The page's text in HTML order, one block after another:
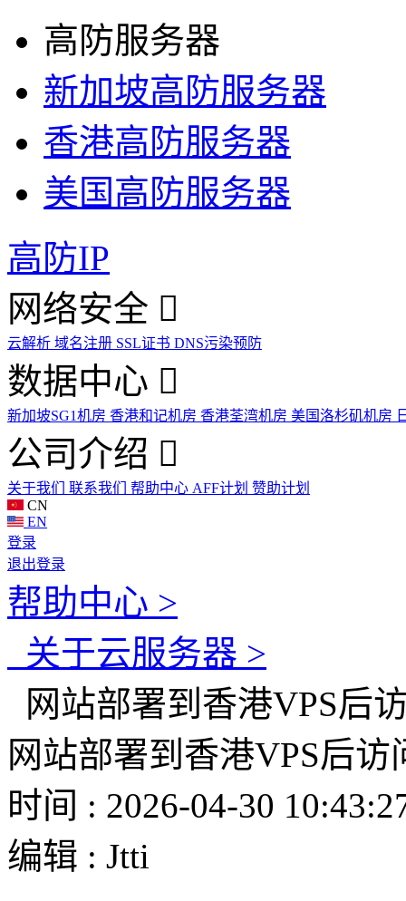
高防服务器
新加坡高防服务器
香港高防服务器
美国高防服务器
高防IP
网络安全
云解析 域名注册 SSL证书 DNS污染预防
数据中心
新加坡SG1机房 香港和记机房 香港荃湾机房 美国洛杉矶机房
公司介绍
关于我们 联系我们 帮助中心 AFF计划 赞助计划
CN
EN
登录
退出登录
帮助中心 >
关于云服务器 >
网站部署到香港VPS后
网站部署到香港VPS后
时间 : 2026-04-30
编辑 : Jtti